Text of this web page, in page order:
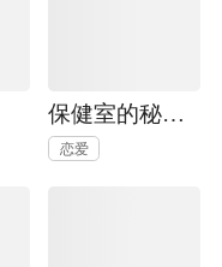
保健室的秘密恋人
恋爱